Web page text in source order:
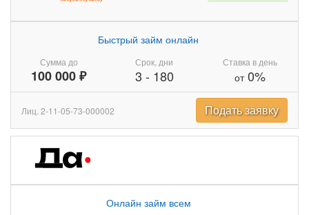
Сумма до
100 000 ₽
Быстрый займ онлайн
Срок, дни
3 - 180
Ставка в день
от0%
Лиц. 2-11-05-73-000002 Подать заявку
Онлайн займ всем